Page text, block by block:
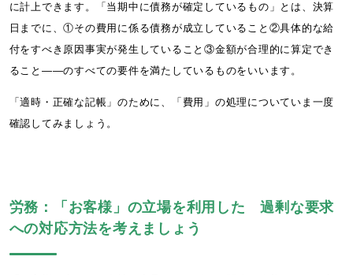
に計上できます。「当期中に債務が確定しているもの」とは、決算
日までに、①その費用に係る債務が成立していること②具体的な給
付をすべき原因事実が発生していること③金額が合理的に算定でき
ること――のすべての要件を満たしているものをいいます。
「適時・正確な記帳」のために、「費用」の処理についていま一度
確認してみましょう。
労務：「お客様」の立場を利用した 過剰な要求
への対応方法を考えましょう